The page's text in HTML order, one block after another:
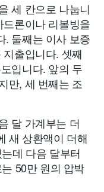
세 칸으로 나눕니
론이나 리볼빙을
. 둘째는 이사 보증
출입니다. 셋째
입니다. 앞의 두
만, 세 번째는 조
달 가계부는 더
새 상환액이 더해
데 다음 달부터
50만 원의 압박